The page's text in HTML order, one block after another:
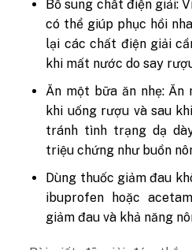
Bổ sung chất điện giải:
có thể giúp phục hồi
lại các chất điện giải
khi mất nước do say
Ăn một bữa ăn nhẹ:
khi uống rượu và sau
tránh tình trạng dạ
triệu chứng như buồn
Dùng thuốc giảm đau
ibuprofen hoặc
giảm đau và khả năng